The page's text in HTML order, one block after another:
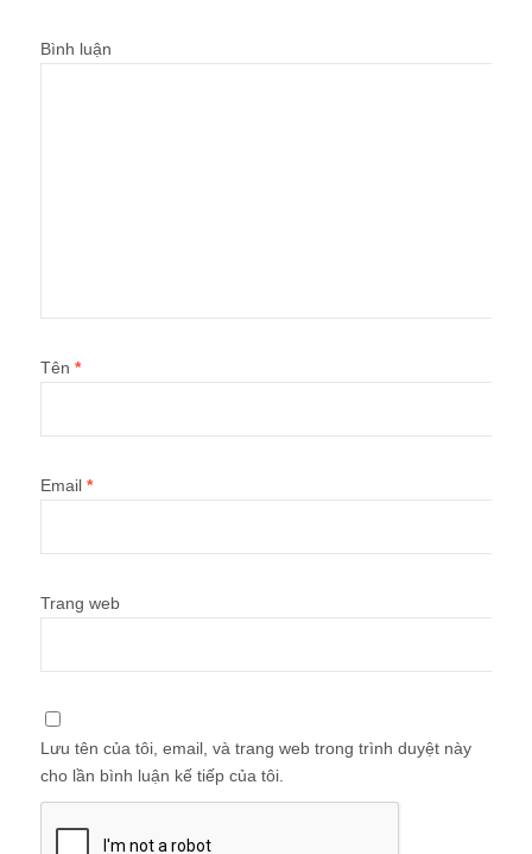
Bình luận
Tên *
Email *
Trang web
Lưu tên của tôi, email, và trang web trong trình duyệt này
cho lần bình luận kế tiếp của tôi.